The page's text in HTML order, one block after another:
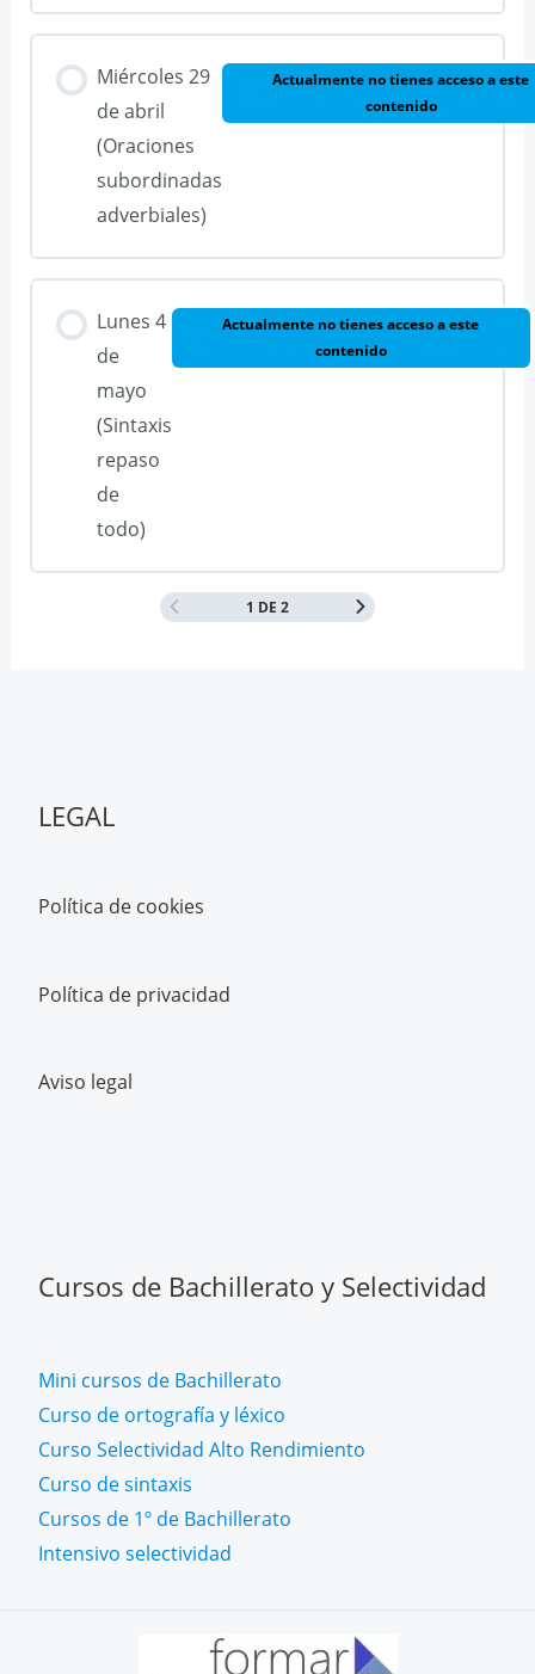
Miércoles 29
de abril
(Oraciones
subordinadas
adverbiales)
Actualmente no tienes acceso a este
contenido
Lunes 4
de
mayo
(Sintaxis
repaso
de
todo)
Actualmente no tienes acceso a este
contenido
1 DE 2
LEGAL
Política de cookies
Política de privacidad
Aviso legal
Cursos de Bachillerato y Selectividad
Mini cursos de Bachillerato
Curso de ortografía y léxico
Curso Selectividad Alto Rendimiento
Curso de sintaxis
Cursos de 1º de Bachillerato
Intensivo selectividad